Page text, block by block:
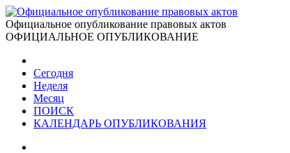
Официальное опубликование правовых актов
ОФИЦИАЛЬНОЕ ОПУБЛИКОВАНИЕ
Сегодня
Неделя
Месяц
ПОИСК
КАЛЕНДАРЬ ОПУБЛИКОВАНИЯ